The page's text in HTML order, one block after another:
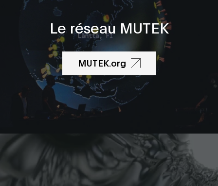
Le réseau MUTEK
MUTEK.org